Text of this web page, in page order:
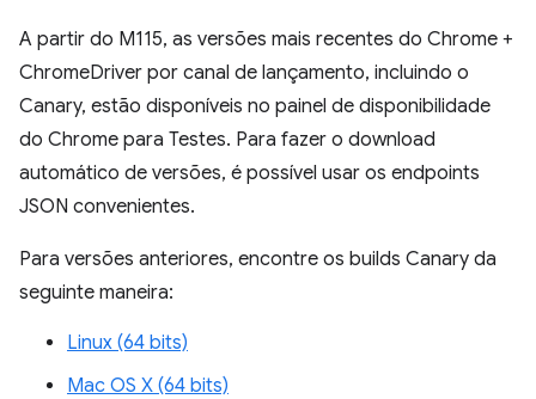
A partir do M115, as versões mais recentes do Chrome +
ChromeDriver por canal de lançamento, incluindo o
Canary, estão disponíveis no painel de disponibilidade
do Chrome para Testes. Para fazer o download
automático de versões, é possível usar os endpoints
JSON convenientes.
Para versões anteriores, encontre os builds Canary da
seguinte maneira:
Linux (64 bits)
Mac OS X (64 bits)